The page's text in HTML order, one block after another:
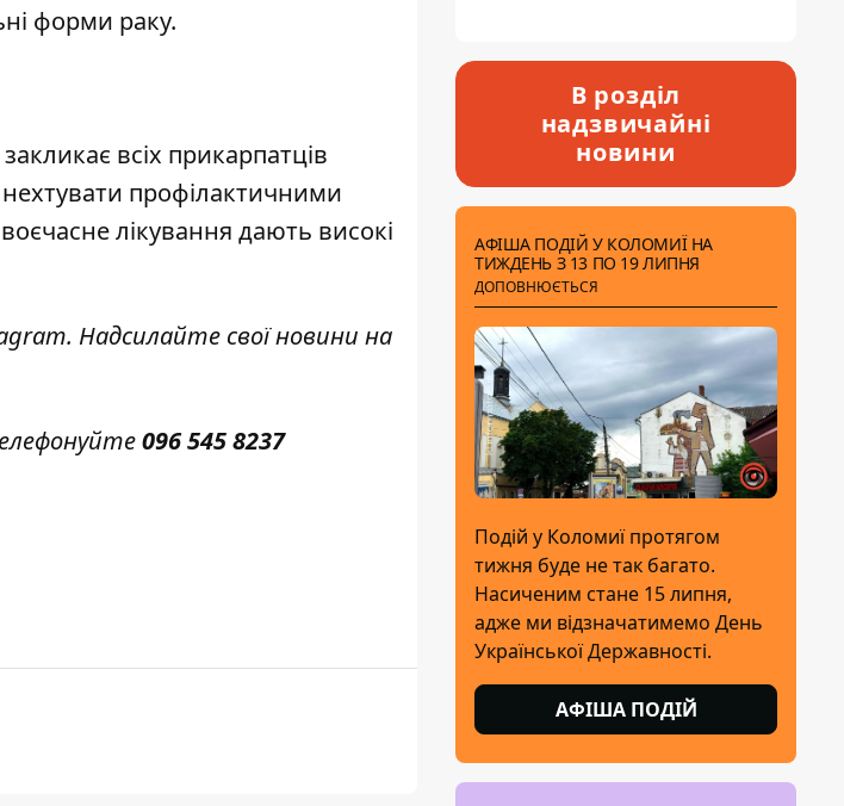
форми раку.
всіх прикарпатців
нехтувати профілактичними
лікування дають високі
Надсилайте свої новини на
096 545 8237
В розділ
надзвичайні
новини
АФІША ПОДІЙ У КОЛОМИЇ НА
ТИЖДЕНЬ З 13 ПО 19 ЛИПНЯ
ДОПОВНЮЄТЬСЯ
Подій у Коломиї протягом
тижня буде не так багато.
Насиченим стане 15 липня,
адже ми відзначатимемо День
Української Державності.
АФІША ПОДІЙ